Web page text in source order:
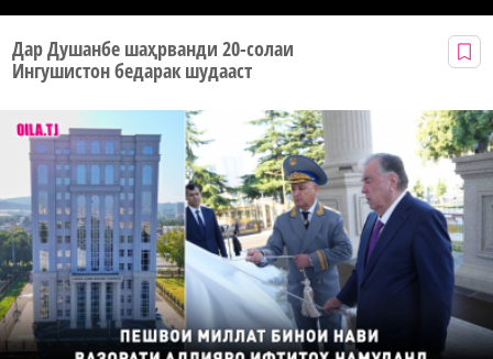
Дар Душанбе шаҳрванди 20-солаи
Ингушистон бедарак шудааст